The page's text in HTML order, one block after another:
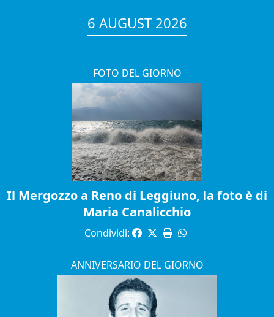
6 AUGUST 2026
FOTO DEL GIORNO
Il Mergozzo a Reno di Leggiuno, la foto è di
Maria Canalicchio
Condividi:
ANNIVERSARIO DEL GIORNO